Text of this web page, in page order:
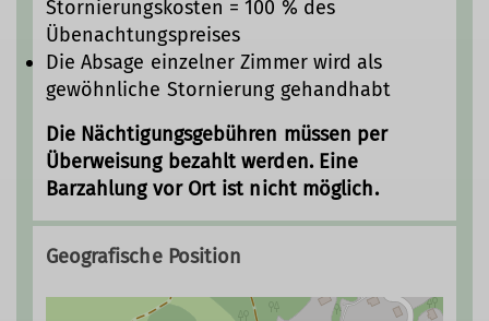
Stornierungskosten = 100 % des
Übenachtungspreises
Die Absage einzelner Zimmer wird als
gewöhnliche Stornierung gehandhabt
Die Nächtigungsgebühren müssen per
Überweisung bezahlt werden. Eine
Barzahlung vor Ort ist nicht möglich.
Geografische Position